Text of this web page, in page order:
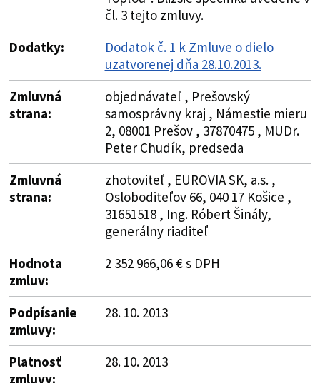
čl. 3 tejto zmluvy.
Dodatky:
Dodatok č. 1 k Zmluve o dielo
uzatvorenej dňa 28.10.2013.
Zmluvná
strana:
objednávateľ , Prešovský
samosprávny kraj , Námestie mieru
2, 08001 Prešov , 37870475 , MUDr.
Peter Chudík, predseda
Zmluvná
strana:
zhotoviteľ , EUROVIA SK, a.s. ,
Osloboditeľov 66, 040 17 Košice ,
31651518 , Ing. Róbert Šinály,
generálny riaditeľ
Hodnota
zmluv:
2 352 966,06 € s DPH
Podpísanie
zmluvy:
28. 10. 2013
Platnosť
zmluvy:
28. 10. 2013